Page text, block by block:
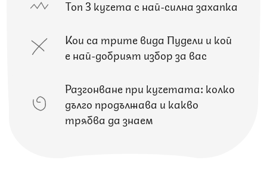
Топ 3 кучета с най-силна захапка
Кои са трите вида Пудели и кой
е най-добрият избор за вас
Разгонване при кучетата: колко
дълго продължава и какво
трябва да знаем